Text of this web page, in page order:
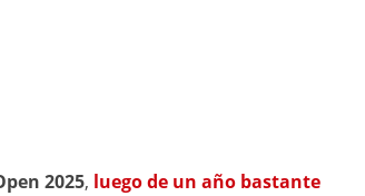
2025, luego de un año bastante